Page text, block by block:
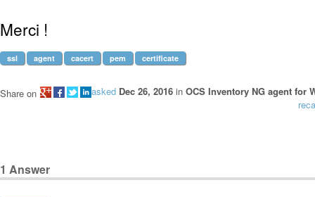
Merci !
ssl agent cacert pem certificate
asked Dec 26, 2016 in OCS Inventory NG agent for
Share on
1 Answer